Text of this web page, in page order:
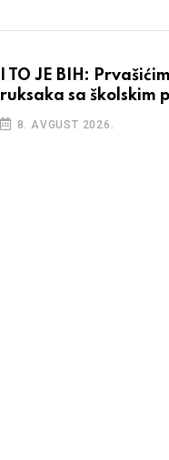
I TO JE BIH:
ruksaka sa školskim
8. AVGUST 2026.